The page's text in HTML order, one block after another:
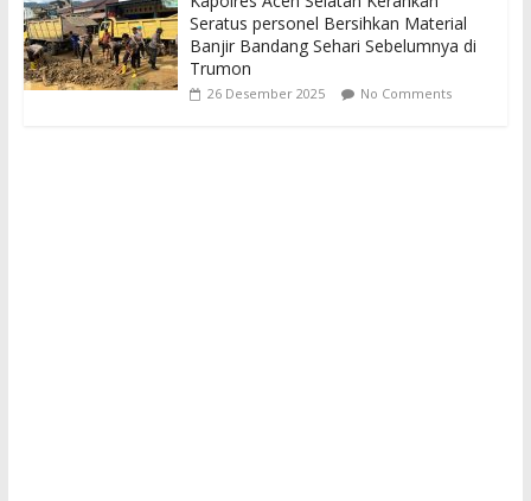
Seratus personel Bersihkan Material
Banjir Bandang Sehari Sebelumnya di
Trumon
26 Desember 2025 No Comments